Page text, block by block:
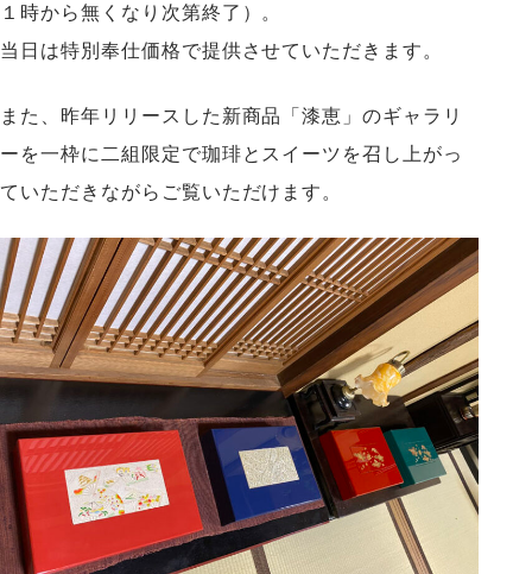
１時から無くなり次第終了）。
当日は特別奉仕価格で提供させていただきます。
また、昨年リリースした新商品「漆恵」のギャラリ
ーを一枠に二組限定で珈琲とスイーツを召し上がっ
ていただきながらご覧いただけます。